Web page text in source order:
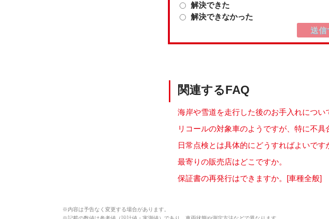
解決できた
解決できなかった
関連するFAQ
海岸や雪道を走行した後のお手入れについ
リコールの対象車のようですが、特に不
日常点検とは具体的にどうすればよいです
最寄りの販売店はどこですか。
保証書の再発行はできますか。[車種全般]
※内容は予告なく変更する場合があります。